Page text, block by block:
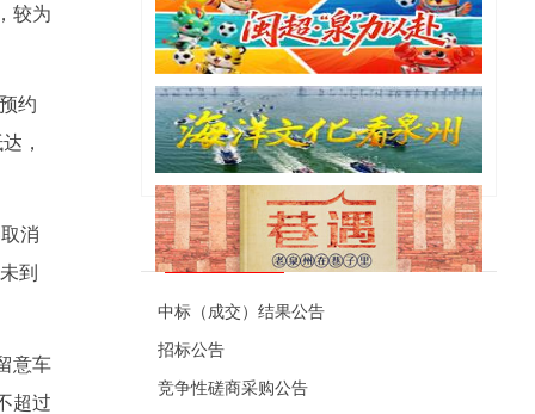
较为
约
，
消
到
意车
超过
便民资讯
中标（成交）结果公告
招标公告
竞争性磋商采购公告